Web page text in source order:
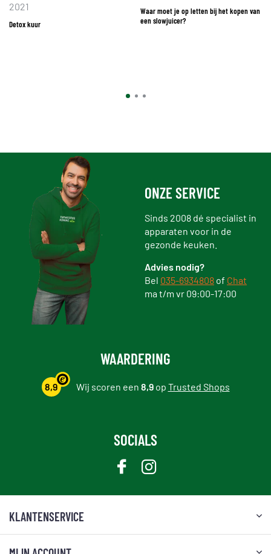
2021
Detox kuur
Waar moet je op letten bij het kopen van
een slowjuicer?
ONZE SERVICE
Sinds 2008 dé specialist in
apparaten voor in de
gezonde keuken.
Advies nodig?
Bel 035-6934808 of Chat
ma t/m vr 09:00-17:00
WAARDERING
8,9 Wij scoren een 8,9op Trusted Shops
SOCIALS
KLANTENSERVICE